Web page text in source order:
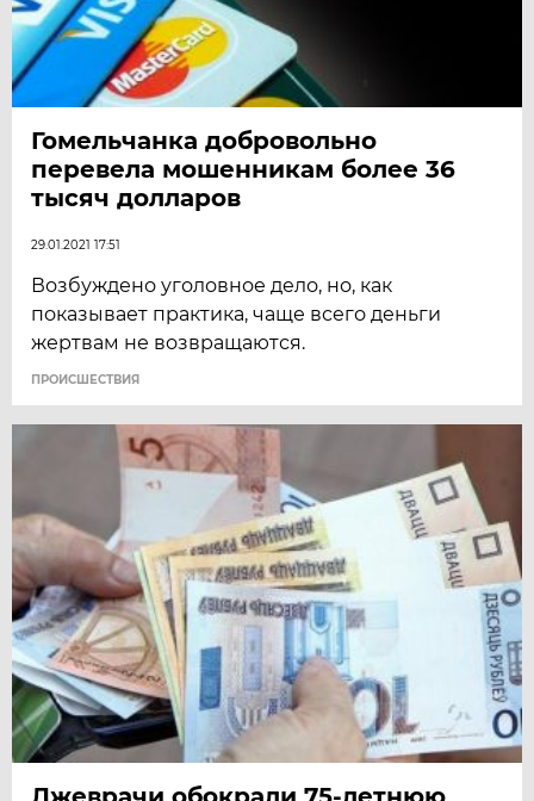
Гомельчанка добровольно
перевела мошенникам более 36
тысяч долларов
29.01.2021 17:51
Возбуждено уголовное дело, но, как
показывает практика, чаще всего деньги
жертвам не возвращаются.
ПРОИСШЕСТВИЯ